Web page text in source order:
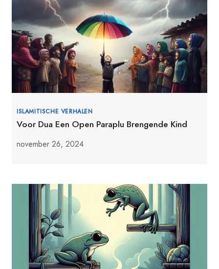
ISLAMITISCHE VERHALEN
Voor Dua Een Open Paraplu Brengende Kind
november 26, 2024